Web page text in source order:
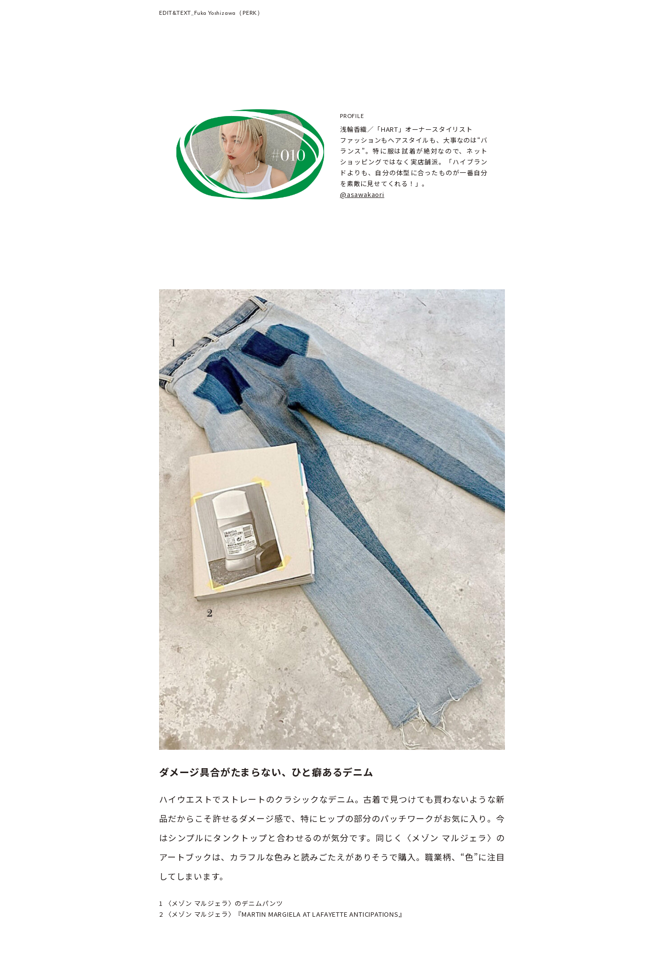
EDIT&TEXT_Fuka Yoshizawa（PERK）
PROFILE
浅輪香織／「HART」オーナースタイリスト
ファッションもヘアスタイルも、大事なのは“バ
ランス”。特に服は試着が絶対なので、ネット
ショッピングではなく実店舗派。「ハイブラン
ドよりも、自分の体型に合ったものが一番自分
を素敵に見せてくれる！」。
@asawakaori
ダメージ具合がたまらない、 ひと癖あるデニム
ハイウエストでストレートのクラシックなデニム。古着で見つけても買わないような新
品だからこそ許せるダメージ感で、特にヒップの部分のパッチワークがお気に入り。今
はシンプルにタンクトップと合わせるのが気分です。同じく〈メゾン マルジェラ〉の
アートブックは、カラフルな色みと読みごたえがありそうで購入。職業柄、“色”に注目
してしまいます。
1 〈メゾン マルジェラ〉のデニムパンツ
2 〈メゾン マルジェラ〉『MARTIN MARGIELA AT LAFAYETTE ANTICIPATIONS』